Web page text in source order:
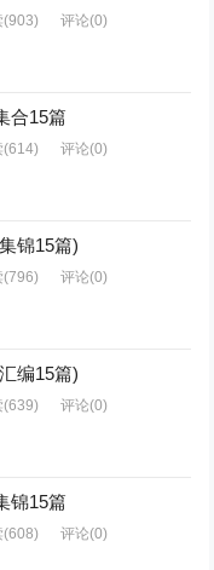
(903) 评论(0)
合15篇
(614) 评论(0)
锦15篇)
(796) 评论(0)
编15篇)
(639) 评论(0)
锦15篇
(608) 评论(0)